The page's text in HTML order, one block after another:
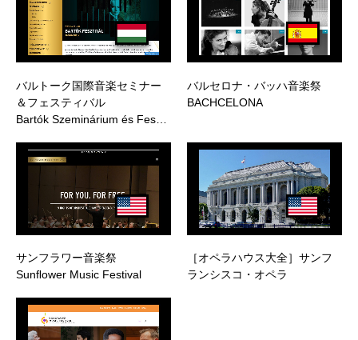
バルトーク国際音楽セミナー
＆フェスティバル
Bartók Szeminárium és Fes…
バルセロナ・バッハ音楽祭
BACHCELONA
サンフラワー音楽祭
Sunﬂower Music Festival
［オペラハウス大全］サンフ
ランシスコ・オペラ